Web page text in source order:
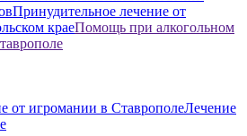
Принудительное лечение от
краеПомощь при алкогольном
от игромании в СтаврополеЛечение